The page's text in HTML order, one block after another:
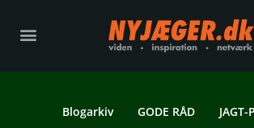
Blogarkiv GODE RÅD
JAGT-